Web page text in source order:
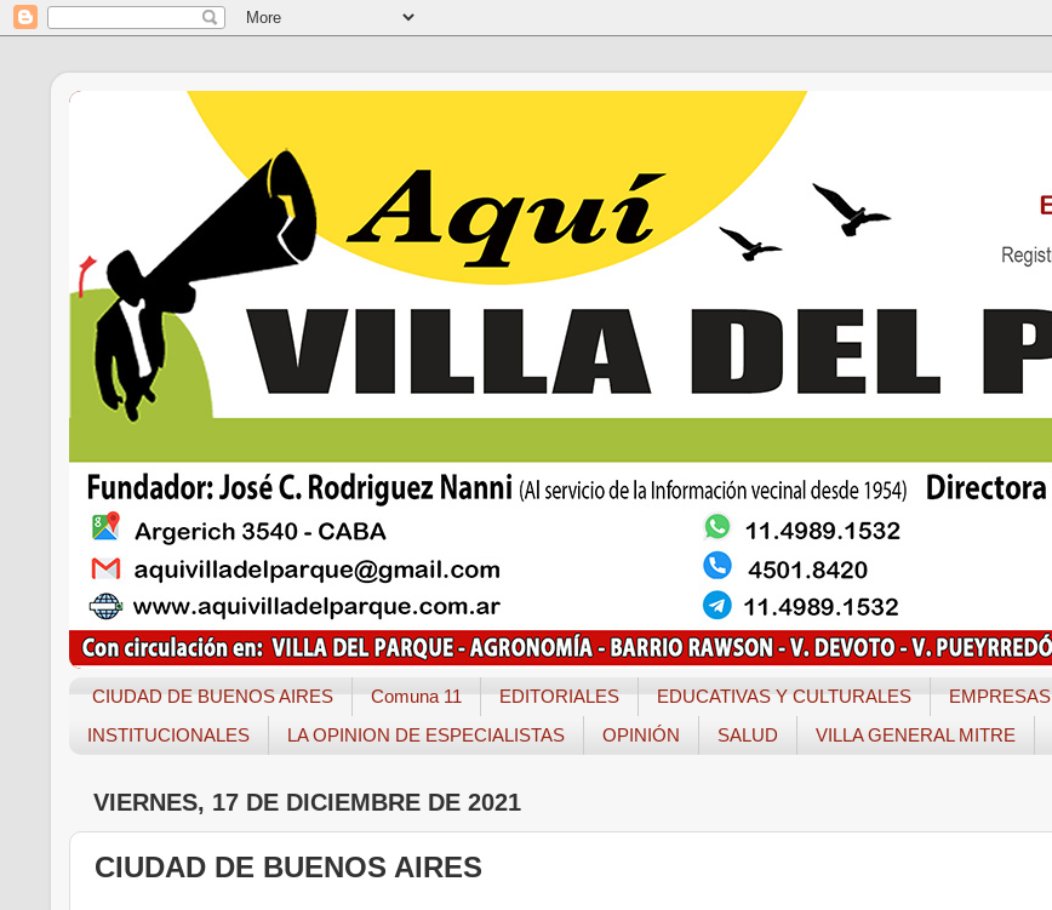
CIUDAD DE BUENOS AIRES Comuna 11 EDITORIALES EDUCATIVAS Y CULTURALES EMPRESAS
INSTITUCIONALES
LA OPINION DE ESPECIALISTAS OPINIÓN SALUD VILLA GENERAL MITRE
VIERNES, 17 DE DICIEMBRE DE 2021
CIUDAD DE BUENOS AIRES